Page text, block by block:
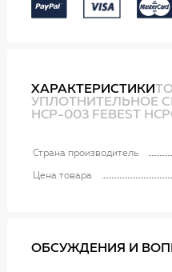
ХАРАКТЕРИСТИКИ
УПЛОТНИТЕЛЬНОЕ
HCP-003 FEBEST
Страна производитель
Цена товара
ОБСУЖДЕНИЯ И